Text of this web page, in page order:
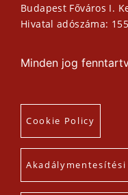
Budapest Főváros I.
Hivatal adószáma:
Minden jog
Cookie Policy